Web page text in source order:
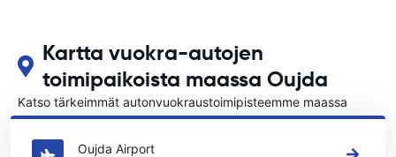
Kartta vuokra-autojen
toimipaikoista maassa Oujda
Katso tärkeimmät autonvuokraustoimipisteemme maassa
Oujda
Oujda Airport